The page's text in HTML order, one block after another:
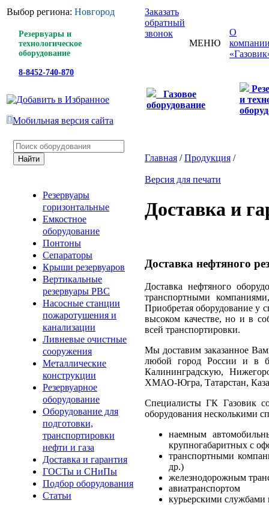
Выбор региона: Новгород
Резервуары и
технологическое
оборудование
8-8452-740-870
Мобильная версия сайта
Заказать
обратный
звонок
МЕНЮ
О
Газовое
оборудование
и
Резервуары
горизонтальные
Емкостное
оборудование
Понтоны
Сепараторы
Крыши резервуаров
Вертикальные
резервуары РВС
Насосные станции
пожаротушения и
канализации
Ливневые очистные
сооружения
Металлические
конструкции
Резервуарное
оборудование
Оборудование для
подготовки,
транспортировки
нефти и газа
Доставка и гарантия
ГОСТы и СНиПы
Подбор оборудования
Статьи
Главная /Продукция /
Версия для печати
Доставка и
Доставка нефтяного
Доставка нефтяного
транспортными
Приобретая оборудование у
высоком качестве, но и в
всей транспортировки.
Мы доставим заказанное
любой город России и в
Калининградскую,
ХМАО-Югра, Татарстан,
Специалисты ГК Газовик
оборудования несколькими
наемным
крупногабаритных с
транспортными
др.)
железнодорожным
авиатранспортом
курьерскими службами